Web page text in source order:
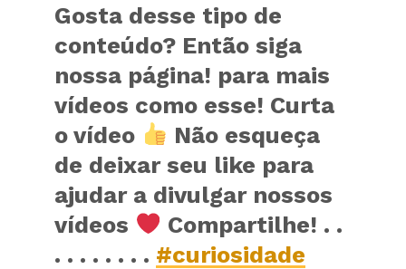
Gosta desse tipo de
conteúdo? Então siga
nossa página! para mais
vídeos como esse! Curta
o vídeo
Não esqueça
de deixar seu like para
ajudar a divulgar nossos
vídeos
Compartilhe! . .
. . . . . . . . #curiosidade